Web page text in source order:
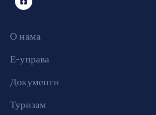
О нама
Е-управа
Документи
Туризам